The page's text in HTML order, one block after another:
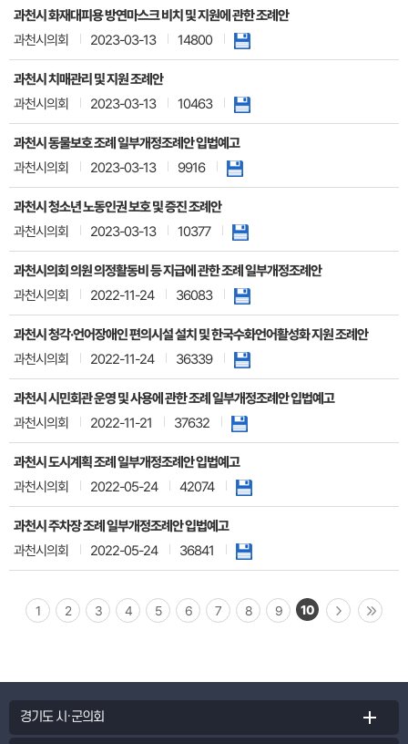
과천시 화재대피용 방연마스크 비치 및 지원에 관한 조례안
과천시의회
2023-03-13 14800
과천시 치매관리 및 지원 조례안
과천시의회
2023-03-13 10463
과천시 동물보호 조례 일부개정조례안 입법예고
과천시의회
2023-03-13 9916
과천시 청소년 노동인권 보호 및 증진 조례안
과천시의회
2023-03-13 10377
과천시의회 의원 의정활동비 등 지급에 관한 조례 일부개정조례안
과천시의회
2022-11-24 36083
과천시 청각·언어장애인 편의시설 설치 및 한국수화언어활성화 지원 조례안
과천시의회
2022-11-24 36339
과천시 시민회관 운영 및 사용에 관한 조례 일부개정조례안 입법예고
과천시의회
2022-11-21 37632
과천시 도시계획 조례 일부개정조례안 입법예고
과천시의회
2022-05-24 42074
과천시 주차장 조례 일부개정조례안 입법예고
과천시의회
2022-05-24 36841
1 2 3 4 5 6 7 8 9 10
경기도 시·군의회